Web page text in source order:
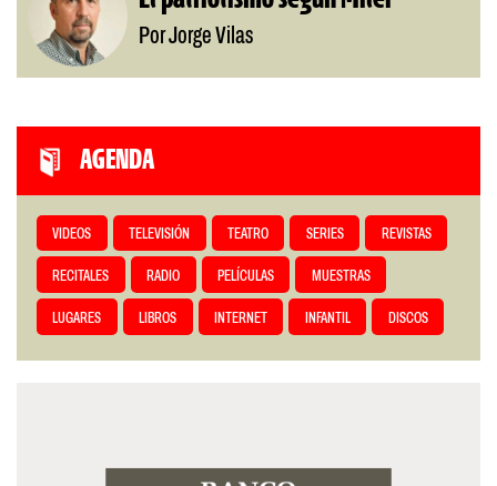
Por Jorge Vilas
AGENDA
VIDEOS TELEVISIÓN TEATRO SERIES REVISTAS
RECITALES RADIO PELÍCULAS MUESTRAS
LUGARES LIBROS INTERNET INFANTIL DISCOS